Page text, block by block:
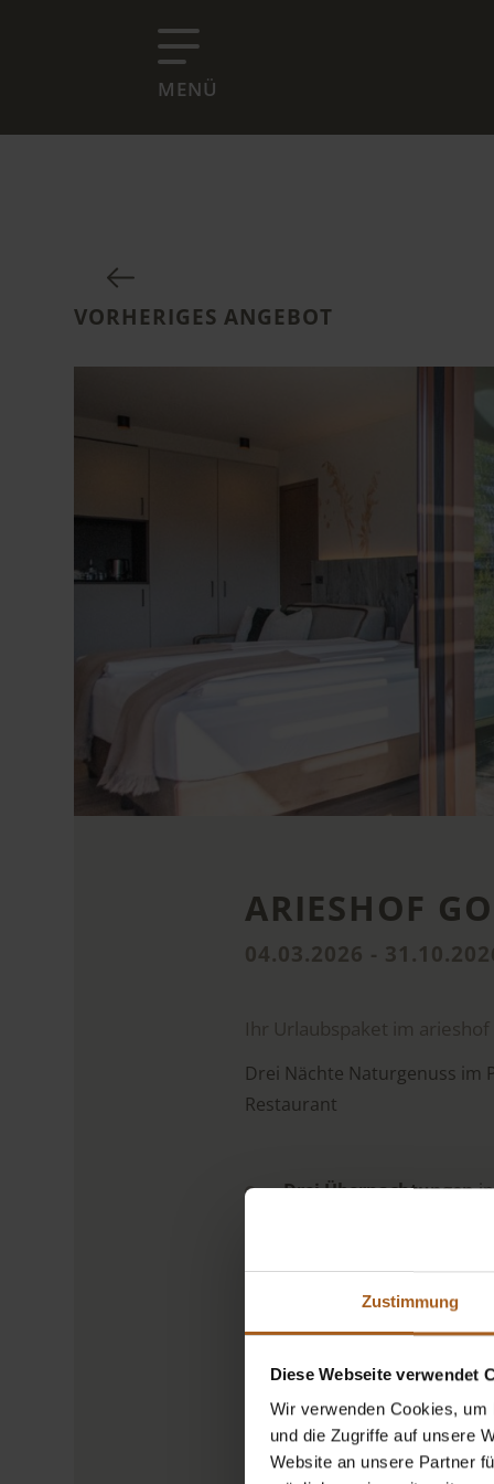
Zustimmung
Diese Webseite verwendet
Wir verwenden Cookies,
und die Zugriffe auf unsere
Website an unsere Partner
MENÜ
VORHERIGES ANGEBOT
ARIESHOF
04.03.2026 -
Ihr Urlaubspaket im arieshof
Drei Nächte Naturgenuss im
Restaurant
Drei Übernachtungenin
Ein 4‑Gänge
Ein 3‑Gänge
Freie Nutzung des